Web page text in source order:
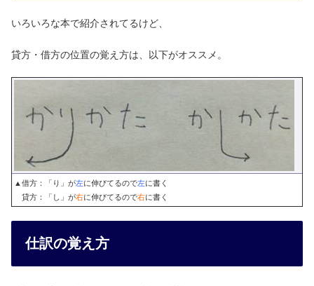
いろいろな本で紹介されてるけど、
貸方・借方の位置の覚え方は、以下がオススメ。
▲借方：「り」が左に伸びてるので左に書く
貸方：「し」が右に伸びてるので右に書く
仕訳の覚え方